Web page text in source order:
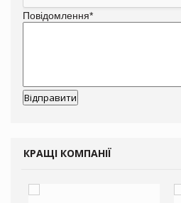
Повідомлення*
КРАЩІ КОМПАНІЇ